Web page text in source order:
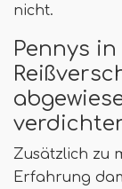
nicht.
Pennys
Zusätzlich zu
Erfahrung